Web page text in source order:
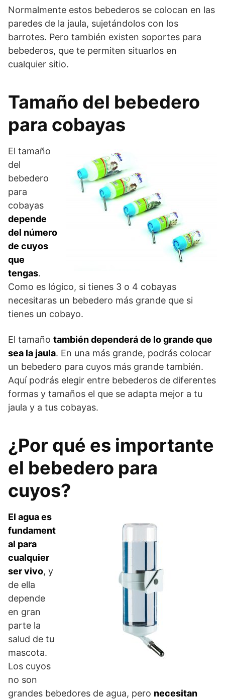
Normalmente estos bebederos se colocan en las
paredes de la jaula, sujetándolos con los
barrotes. Pero también existen soportes para
bebederos, que te permiten situarlos en
cualquier sitio.
Tamaño del bebedero
para cobayas
El tamaño
del
bebedero
para
cobayas
depende
del número
de cuyos
que
tengas.
Como es lógico, si tienes 3 o 4 cobayas
necesitaras un bebedero más grande que si
tienes un cobayo.
El tamaño también dependerá de lo grande que
sea la jaula. En una más grande, podrás colocar
un bebedero para cuyos más grande también.
Aquí podrás elegir entre bebederos de diferentes
formas y tamaños el que se adapta mejor a tu
jaula y a tus cobayas.
¿Por qué es importante
el bebedero para
cuyos?
El agua es
fundament
al para
cualquier
ser vivo, y
de ella
depende
en gran
parte la
salud de tu
mascota.
Los cuyos
no son
grandes bebedores de agua, pero necesitan